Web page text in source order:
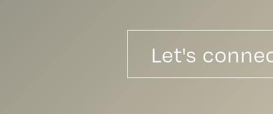
Let's